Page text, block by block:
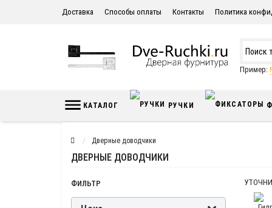
Доставка Способы оплаты Контакты Политика
Пример:
КАТАЛОГ РУЧКИ
Дверные доводчики
ДВЕРНЫЕ ДОВОДЧИКИ
ФИЛЬТР